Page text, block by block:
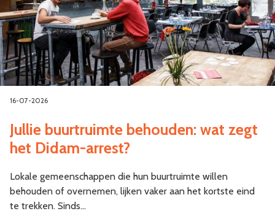
16-07-2026
Jullie buurtruimte behouden: wat zegt
het Didam-arrest?
Lokale gemeenschappen die hun buurtruimte willen
behouden of overnemen, lijken vaker aan het kortste eind
te trekken. Sinds…